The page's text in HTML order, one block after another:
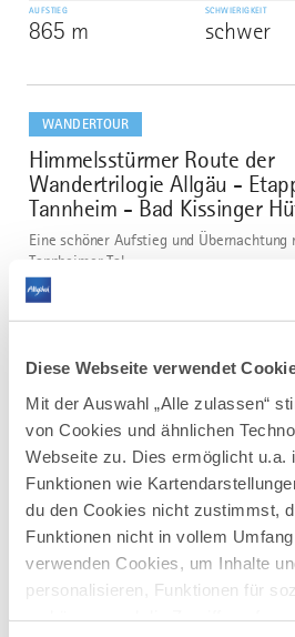
Diese Webseite verwendet
Mit der Auswahl „Alle zulassen“
von Cookies und ähnlichen
Webseite zu. Dies ermöglicht u.a.
Funktionen wie
du den Cookies nicht zustimmst,
Funktionen nicht in vollem
verwenden Cookies, um Inhalte
personalisieren, Funktionen für
AUFSTIEG
865 m
SCHWIERIGKEIT
schwer
WANDERTOUR
2
Himmelsstürmer Route der
Wandertrilogie Allgäu -
Tannheim - Bad Kissinger
Eine schöner Aufstieg und
Tannheimer Tal.
DISTANZ
16,9 km 5:00 h
1.022 m schwer
dazu
3
Himmelsstürmer-Route der
Wandertrilogie Allgäu -
Etappe 24
Die Himmelsstürmer Route besteht aus
mehr
dazu